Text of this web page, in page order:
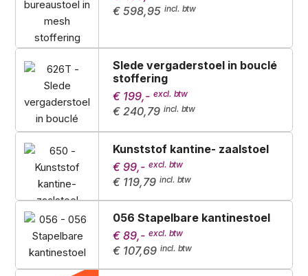
€ 598,95
Slede vergaderstoel in bouclé
stoffering
€ 199,-
€ 240,79
Kunststof kantine- zaalstoel
€ 99,-
€ 119,79
056 Stapelbare kantinestoel
€ 89,-
€ 107,69